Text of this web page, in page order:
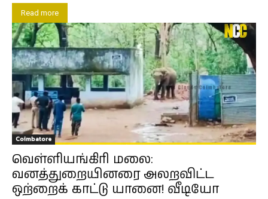
Read more
Coimbatore
வெள்ளியங்கிரி மலை:
வனத்துறையினரை அலறவிட்ட
ஒற்றைக் காட்டு யானை! வீடியோ